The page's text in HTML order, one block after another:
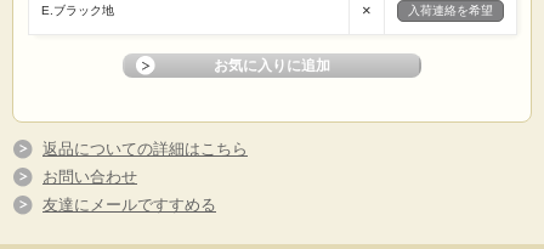
E.ブラック地 × 入荷連絡を希望
返品についての詳細はこちら
お問い合わせ
友達にメールですすめる